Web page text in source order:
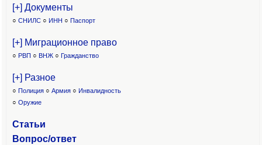
[+] Документы
○ СНИЛС ○ ИНН ○ Паспорт
[+] Миграционное право
○ РВП ○ ВНЖ ○ Гражданство
[+] Разное
○ Полиция ○ Армия ○ Инвалидность
○ Оружие
Статьи
Вопрос/ответ